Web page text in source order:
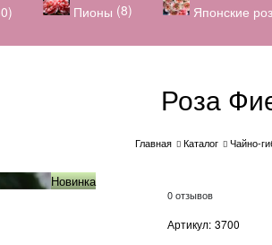
Пионы (8) Японские
Роза
Главная Каталог Чайно-
Новинка
0 отзывов
Артикул: 3700